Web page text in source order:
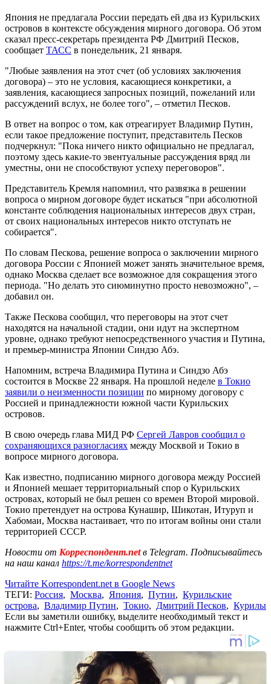
Япония не предлагала России передать ей два из Курильских
островов в контексте обсуждения мирного договора. Об этом
сказал пресс-секретарь президента РФ Дмитрий Песков,
сообщает ТАСС в понедельник, 21 января.
"Любые заявления на этот счет (об условиях заключения
договора) – это не условия, касающиеся конкретики, а
заявления, касающиеся запросных позиций, пожеланий или
рассуждений вслух, не более того", – отметил Песков.
В ответ на вопрос о том, как отреагирует Владимир Путин,
если такое предложение поступит, представитель Песков
подчеркнул: "Пока ничего никто официально не предлагал,
поэтому здесь какие-то эвентуальные рассуждения вряд ли
уместны, они не способствуют успеху переговоров".
Представитель Кремля напомнил, что развязка в решении
вопроса о мирном договоре будет искаться "при абсолютной
константе соблюдения национальных интересов двух стран,
от своих национальных интересов никто отступать не
собирается".
По словам Пескова, решение вопроса о заключении мирного
договора России с Японией может занять значительное время,
однако Москва сделает все возможное для сокращения этого
периода. "Но делать это сиюминутно просто невозможно", –
добавил он.
Также Пескова сообщил, что переговоры на этот счет
находятся на начальной стадии, они идут на экспертном
уровне, однако требуют непосредственного участия и Путина,
и премьер-министра Японии Синдзо Абэ.
Напомним, встреча Владимира Путина и Синдзо Абэ
состоится в Москве 22 января. На прошлой неделе в Токио
заявили о неизменности позиции по мирному договору с
Россией и принадлежности южной части Курильских
островов.
В свою очередь глава МИД РФ Сергей Лавров сообщил о
сохраняющихся разногласиях между Москвой и Токио в
вопросе мирного договора.
Как известно, подписанию мирного договора между Россией
и Японией мешает территориальный спор о Курильских
островах, который не был решен со времен Второй мировой.
Токио претендует на острова Кунашир, Шикотан, Итуруп и
Хабомаи, Москва настаивает, что по итогам войны они стали
территорией СССР.
Новости от Корреспондент.netв Telegram. Подписывайтесь
на наш канал https://t.me/korrespondentnet
Читайте Korrespondent.net в Google News
ТЕГИ: Россия, Москва, Япония, Путин, Курильские
острова, Владимир Путин, Токио, Дмитрий Песков, Курилы
Если вы заметили ошибку, выделите необходимый текст и
нажмите Ctrl+Enter, чтобы сообщить об этом редакции.